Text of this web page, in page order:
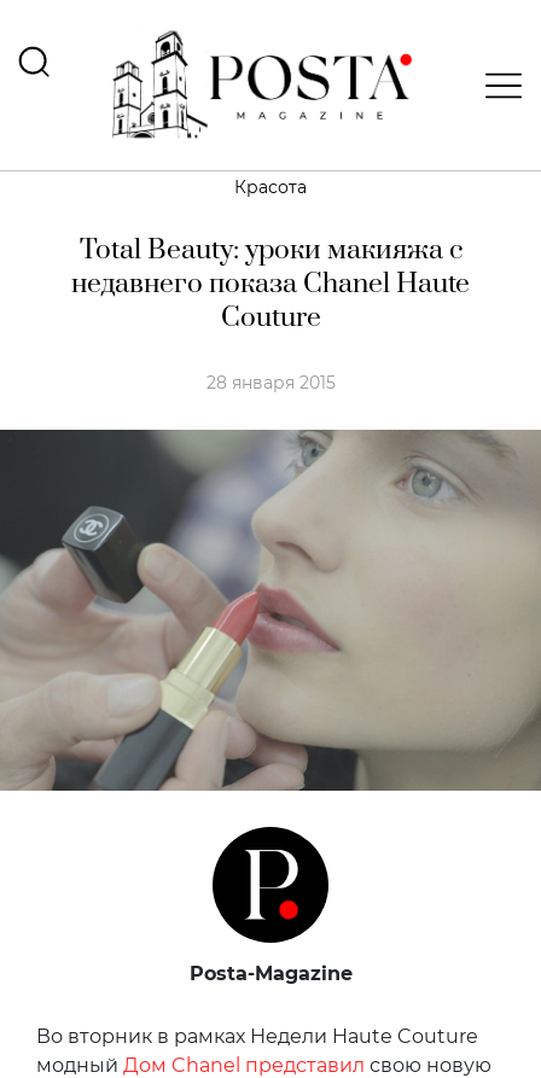
Красота
Total Beauty: уроки макияжа с
недавнего показа Chanel Haute
Couture
28 января 2015
Posta-Magazine
Во вторник в рамках Недели Haute Couture
модный Дом Chanel представил свою новую